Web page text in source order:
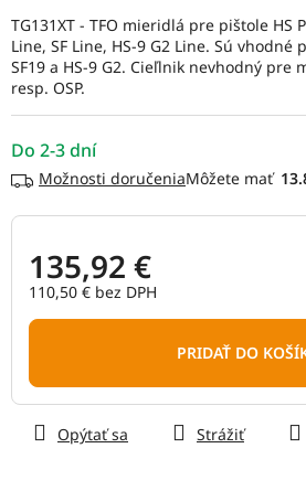
Do 2-3 dní
Možnosti doručenia
135,92 €
110,50 € bez DPH
Jednotková
PRIDAŤ DO
TG131XT - TFO mieridlá pre pištole HS
Line, SF Line, HS-9 G2 Line. Sú vhodné
SF19 a HS-9 G2. Cieľlnik nevhodný pre
resp. OSP.
Opýtať sa Strážiť
0,0
z
5
hviezdičiek.